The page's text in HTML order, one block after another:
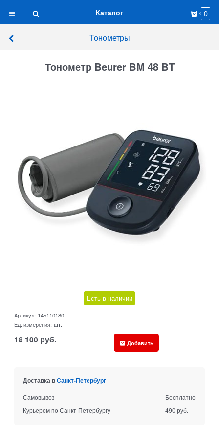
Каталог 0
Тонометры
Тонометр Beurer BM 48 BT
Есть в наличии
Артикул: 145110180
Ед. измерения: шт.
18 100 руб. Добавить
Доставка вСанкт-Петербург
Самовывоз
Бесплатно
Курьером по Санкт-Петербургу
490 руб.